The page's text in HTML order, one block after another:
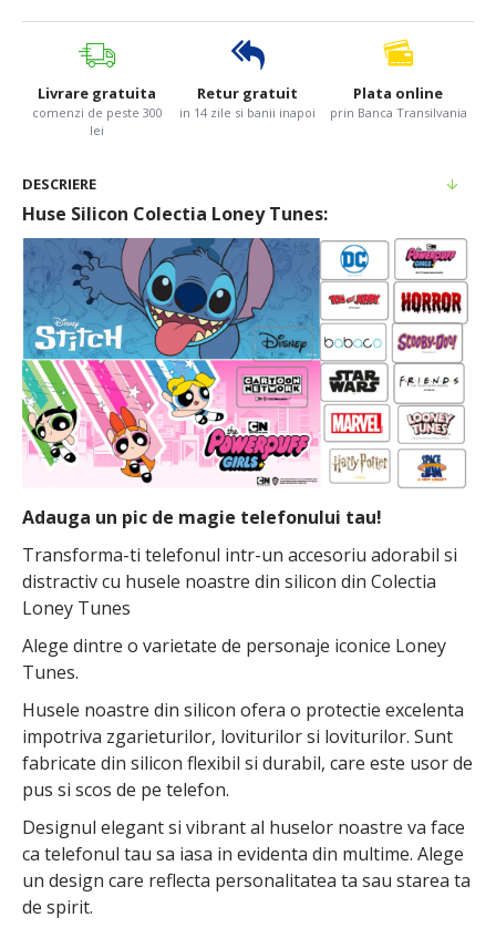
Livrare gratuita
comenzi de peste 300
lei
Retur gratuit
in 14 zile si banii inapoi
Plata online
prin Banca Transilvania
DESCRIERE
Huse Silicon Colectia Loney Tunes:
Adauga un pic de magie telefonului tau!
Transforma-ti telefonul intr-un accesoriu adorabil si
distractiv cu husele noastre din silicon din Colectia
Loney Tunes
Alege dintre o varietate de personaje iconice Loney
Tunes.
Husele noastre din silicon ofera o protectie excelenta
impotriva zgarieturilor, loviturilor si loviturilor. Sunt
fabricate din silicon flexibil si durabil, care este usor de
pus si scos de pe telefon.
Designul elegant si vibrant al huselor noastre va face
ca telefonul tau sa iasa in evidenta din multime. Alege
un design care reflecta personalitatea ta sau starea ta
de spirit.